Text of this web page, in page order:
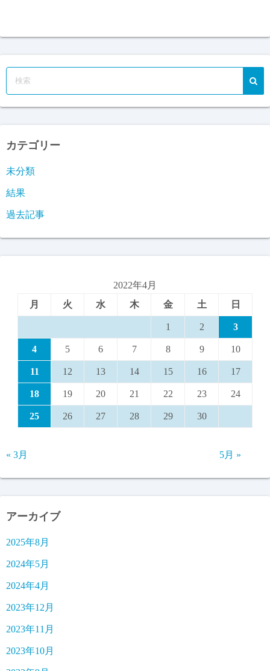
カテゴリー
未分類
結果
過去記事
2022年4月
月
火 水 木 金 土 日
1 2 3
4 5 6 7 8 9 10
11 12 13 14 15 16 17
18 19 20 21 22 23 24
25 26 27 28 29 30
« 3月 5月 »
アーカイブ
2025年8月
2024年5月
2024年4月
2023年12月
2023年11月
2023年10月